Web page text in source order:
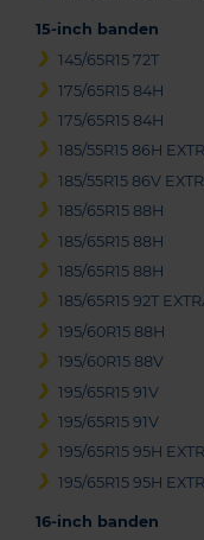
15-inch banden
145/65R15 72T
175/65R15 84H
175/65R15 84H
185/55R15 86H
185/55R15 86V
185/65R15 88H
185/65R15 88H
185/65R15 88H
185/65R15 92T
195/60R15 88H
195/60R15 88V
195/65R15 91V
195/65R15 91V
195/65R15 95H
195/65R15 95H
16-inch banden